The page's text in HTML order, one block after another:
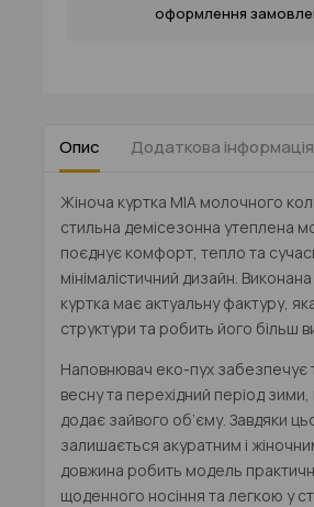
оформлення
Опис Додаткова інформація
Жіноча куртка MIA молочного
стильна демісезонна утеплена
поєднує комфорт, тепло та
мінімалістичний дизайн.
куртка має актуальну фактуру,
структури та робить його більш
Наповнювач еко-пух забезпечує
весну та перехідний період
додає зайвого об’єму. Завдяки
залишається акуратним і
довжина робить модель
щоденного носіння та легкою у